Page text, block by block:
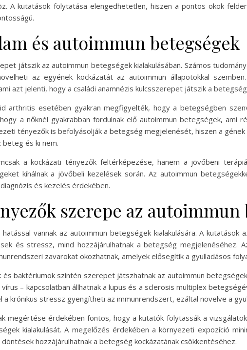
A kutatások folytatása elengedhetetlen, hiszen a pontos okok
és autoimmun betegségek
játszik az autoimmun betegségek kialakulásában. Számos
az egyének kockázatát az autoimmun állapotokkal
azt jelenti, hogy a családi anamnézis kulcsszerepet játszik a
arthritis esetében gyakran megfigyelték, hogy a betegségben
a nőknél gyakrabban fordulnak elő autoimmun betegségek, ami
tényezők is befolyásolják a betegség megjelenését, hiszen a
beteg és ki nem.
a kockázati tényezők feltérképezése, hanem a jövőbeni
kínálnak a jövőbeli kezelések során. Az autoimmun
és kezelés érdekében.
szerepe az autoimmun
vannak az autoimmun betegségek kialakulására. A
és stressz, mind hozzájárulhatnak a betegség megjelenéséhez.
zavarokat okozhatnak, amelyek elősegítik a gyulladásos
baktériumok szintén szerepet játszhatnak az autoimmun
– kapcsolatban állhatnak a lupus és a sclerosis multiplex
a krónikus stressz gyengítheti az immunrendszert, ezáltal növelve a
megértése érdekében fontos, hogy a kutatók folytassák a
kialakulását. A megelőzés érdekében a környezeti expozíció
hozzájárulhatnak a betegség kockázatának csökkentéséhez.